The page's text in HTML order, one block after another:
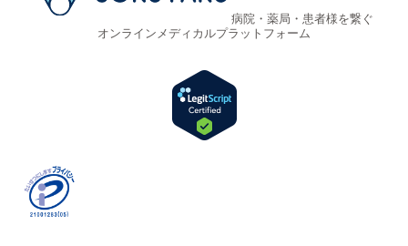
病院・薬局・患者様を繋ぐ
オンラインメディカルプラットフォーム